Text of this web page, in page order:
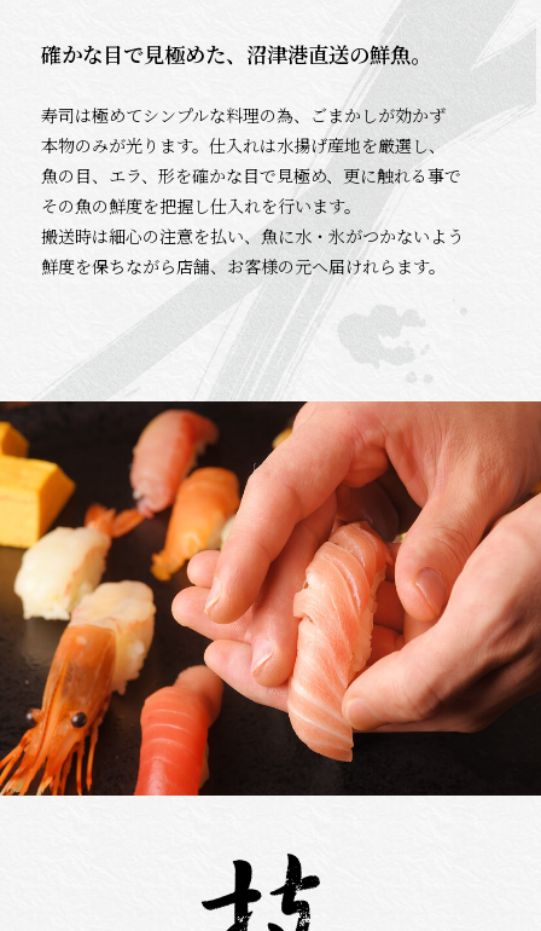
確かな目で見極めた、沼津港直送の鮮魚。
寿司は極めてシンプルな料理の為、ごまかしが効かず
本物のみが光ります。仕入れは水揚げ産地を厳選し、
魚の目、エラ、形を確かな目で見極め、更に触れる事で
その魚の鮮度を把握し仕入れを行います。
搬送時は細心の注意を払い、魚に水・氷がつかないよう
鮮度を保ちながら店舗、お客様の元へ届けれらます。